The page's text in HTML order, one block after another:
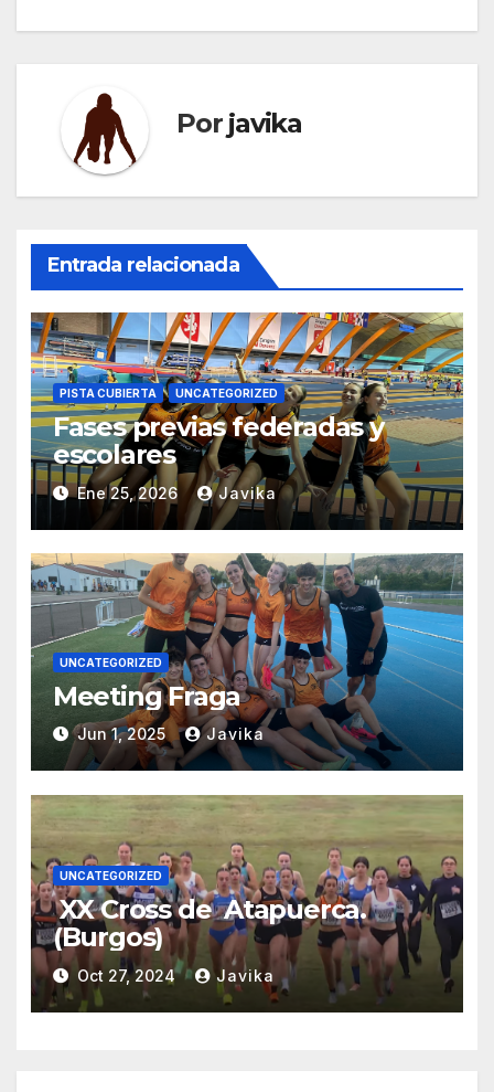
Por javika
Entrada relacionada
PISTA CUBIERTA UNCATEGORIZED
Fases previas federadas y
escolares
Ene 25, 2026 Javika
UNCATEGORIZED
Meeting Fraga
Jun 1, 2025 Javika
UNCATEGORIZED
XX Cross de Atapuerca.
(Burgos)
Oct 27, 2024 Javika